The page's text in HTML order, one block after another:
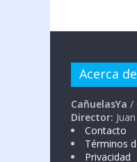
Acerca
CañuelasYa /
Director:
Contacto
Términos
Privacidad